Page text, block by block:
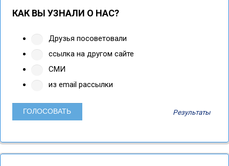
КАК ВЫ УЗНАЛИ О НАС?
Друзья посоветовали
ссылка на другом сайте
СМИ
из email рассылки
Результаты